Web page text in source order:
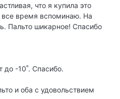
что я купила это
все время вспоминаю. На
Пальто шикарное! Спасибо
-10˚. Спасибо.
и оба с удовольствием